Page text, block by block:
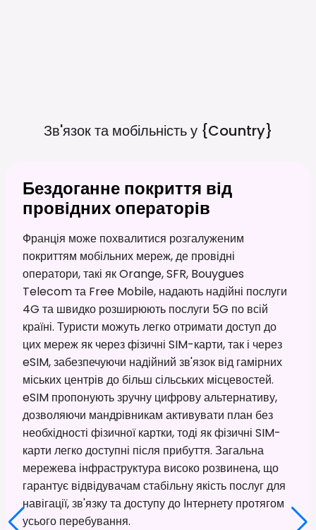
Зв'язок та мобільність у {country}
Бездоганне покриття від
провідних операторів
Франція може похвалитися розгалуженим
покриттям мобільних мереж, де провідні
оператори, такі як Orange, SFR, Bouygues
Telecom та Free Mobile, надають надійні послуги
4G та швидко розширюють послуги 5G по всій
країні. Туристи можуть легко отримати доступ до
цих мереж як через фізичні SIM-карти, так і через
eSIM, забезпечуючи надійний зв'язок від гамірних
міських центрів до більш сільських місцевостей.
eSIM пропонують зручну цифрову альтернативу,
дозволяючи мандрівникам активувати план без
необхідності фізичної картки, тоді як фізичні SIM-
карти легко доступні після прибуття. Загальна
мережева інфраструктура високо розвинена, що
гарантує відвідувачам стабільну якість послуг для
навігації, зв'язку та доступу до Інтернету протягом
усього перебування.